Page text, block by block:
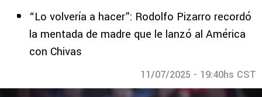
“Lo volvería a hacer”: Rodolfo Pizarro recordó
la mentada de madre que le lanzó al América
con Chivas
11/07/2025 - 19:40hs CST